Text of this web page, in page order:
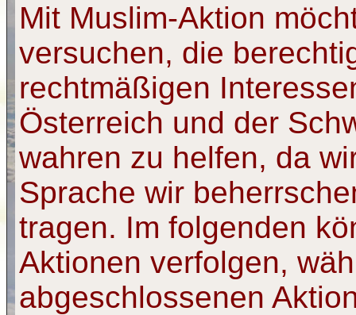
Mit Muslim-Aktion
versuchen, die
rechtmäßigen
Österreich und der
wahren zu helfen, da
Sprache wir
tragen. Im folgenden
Aktionen verfolgen,
abgeschlossenen